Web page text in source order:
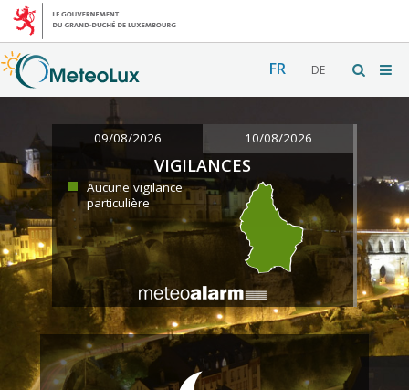
FR DE
09/08/2026 10/08/2026
VIGILANCES
Aucune vigilance
particulière